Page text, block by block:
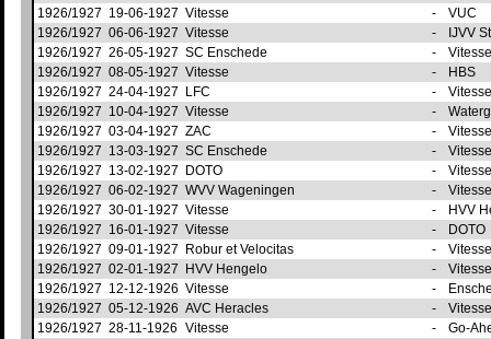
1926/1927 19-06-1927 Vitesse -
VUC
1926/1927 06-06-1927 Vitesse -
IJVV
1926/1927 26-05-1927 SC Enschede -
1926/1927 08-05-1927 Vitesse -
HBS
1926/1927 24-04-1927 LFC -
1926/1927 10-04-1927 Vitesse -
1926/1927 03-04-1927 ZAC -
1926/1927 13-03-1927 SC Enschede -
1926/1927 13-02-1927 DOTO -
1926/1927 06-02-1927 WVV Wageningen -
1926/1927 30-01-1927 Vitesse -
HVV
1926/1927 16-01-1927 Vitesse -
DOTO
1926/1927 09-01-1927 Robur et Velocitas -
1926/1927 02-01-1927 HVV Hengelo -
1926/1927 12-12-1926 Vitesse -
1926/1927 05-12-1926 AVC Heracles -
1926/1927 28-11-1926 Vitesse -
Go-